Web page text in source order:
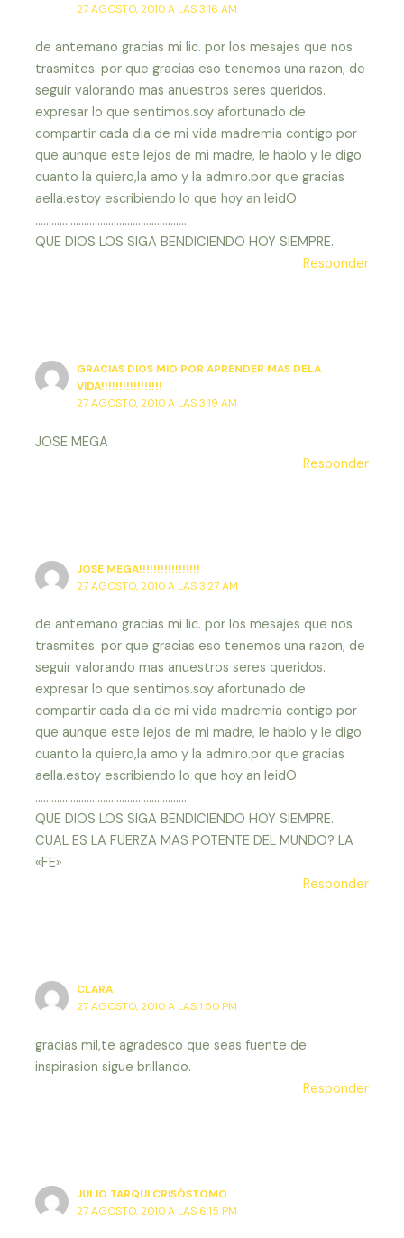
27 AGOSTO, 2010 A LAS 3:16 AM
de antemano gracias mi lic. por los mesajes que nos
trasmites. por que gracias eso tenemos una razon, de
seguir valorando mas anuestros seres queridos.
expresar lo que sentimos.soy afortunado de
compartir cada dia de mi vida madremia contigo por
que aunque este lejos de mi madre, le hablo y le digo
cuanto la quiero,la amo y la admiro.por que gracias
aella.estoy escribiendo lo que hoy an leidO
………………………………………………..
QUE DIOS LOS SIGA BENDICIENDO HOY SIEMPRE.
Responder
GRACIAS DIOS MIO POR APRENDER MAS DELA
VIDA!!!!!!!!!!!!!!!!!
27 AGOSTO, 2010 A LAS 3:19 AM
JOSE MEGA
Responder
JOSE MEGA!!!!!!!!!!!!!!!!!
27 AGOSTO, 2010 A LAS 3:27 AM
de antemano gracias mi lic. por los mesajes que nos
trasmites. por que gracias eso tenemos una razon, de
seguir valorando mas anuestros seres queridos.
expresar lo que sentimos.soy afortunado de
compartir cada dia de mi vida madremia contigo por
que aunque este lejos de mi madre, le hablo y le digo
cuanto la quiero,la amo y la admiro.por que gracias
aella.estoy escribiendo lo que hoy an leidO
………………………………………………..
QUE DIOS LOS SIGA BENDICIENDO HOY SIEMPRE.
CUAL ES LA FUERZA MAS POTENTE DEL MUNDO? LA
«FE»
Responder
CLARA
27 AGOSTO, 2010 A LAS 1:50 PM
gracias mil,te agradesco que seas fuente de
inspirasion sigue brillando.
Responder
JULIO TARQUI CRISÓSTOMO
27 AGOSTO, 2010 A LAS 6:15 PM